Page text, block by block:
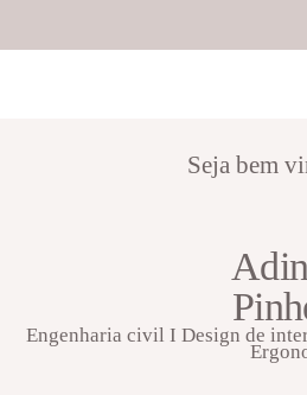
Seja bem
Engenharia civil I Design de